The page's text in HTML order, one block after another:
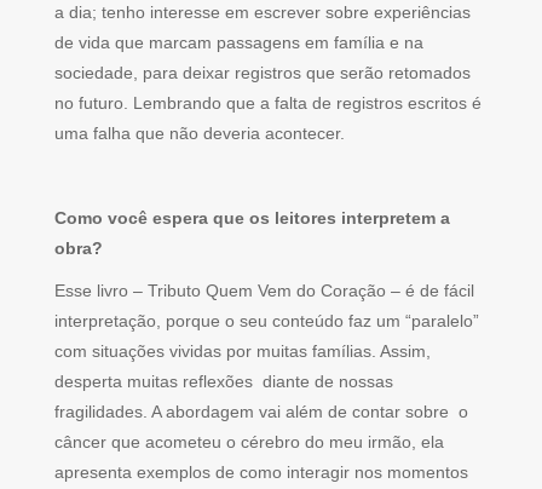
a dia; tenho interesse em escrever sobre experiências
de vida que marcam passagens em família e na
sociedade, para deixar registros que serão retomados
no futuro. Lembrando que a falta de registros escritos é
uma falha que não deveria acontecer.
Como você espera que os leitores interpretem a
obra?
Esse livro – Tributo Quem Vem do Coração – é de fácil
interpretação, porque o seu conteúdo faz um “paralelo”
com situações vividas por muitas famílias. Assim,
desperta muitas reflexões diante de nossas
fragilidades. A abordagem vai além de contar sobre o
câncer que acometeu o cérebro do meu irmão, ela
apresenta exemplos de como interagir nos momentos